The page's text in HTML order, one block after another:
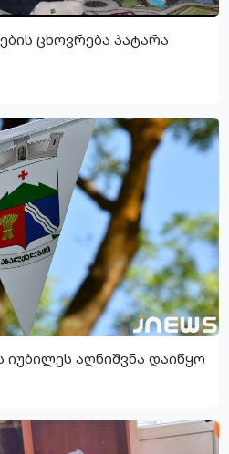
ცხოვრება პატარა
აღნიშვნა დაიწყო